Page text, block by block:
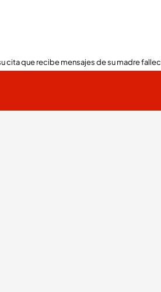
cita que recibe mensajes de su madre